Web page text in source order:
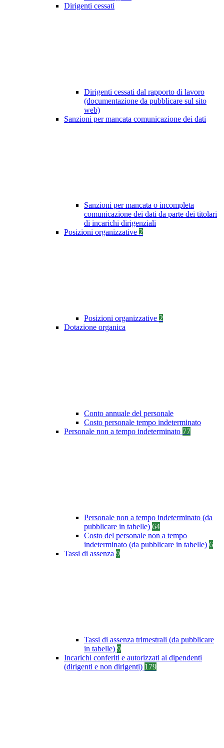
Dirigenti cessati
Dirigenti cessati dal rapporto di lavoro
(documentazione da pubblicare sul sito
web)
Sanzioni per mancata comunicazione dei dati
Sanzioni per mancata o incompleta
comunicazione dei dati da parte dei titolari
di incarichi dirigenziali
Posizioni organizzative 2
Posizioni organizzative 2
Dotazione organica
Conto annuale del personale
Costo personale tempo indeterminato
Personale non a tempo indeterminato 77
Personale non a tempo indeterminato (da
pubblicare in tabelle) 64
Costo del personale non a tempo
indeterminato (da pubblicare in tabelle) 6
Tassi di assenza 9
Tassi di assenza trimestrali (da pubblicare
in tabelle) 9
Incarichi conferiti e autorizzati ai dipendenti
(dirigenti e non dirigenti) 179